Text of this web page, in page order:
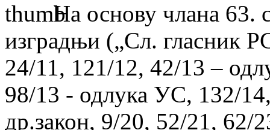
На основу члана 63.
изградњи („Сл. гласник
24/11, 121/12, 42/13 –
98/13 - одлука УС, 132/
др.закон, 9/20, 52/21, 62/